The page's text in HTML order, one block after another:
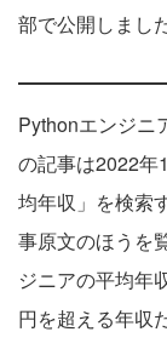
部で公開しまし
Pythonエンジニ
の記事は2022年
均年収」を検索
事原文のほうを
ジニアの平均年
円を超える年収